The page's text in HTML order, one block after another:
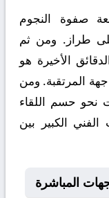
صفوة النجوم
طراز. ومن ثم
الأخيرة هو
المرتقبة. ومن
نحو حسم اللقاء
الكبير بين
المباشرة